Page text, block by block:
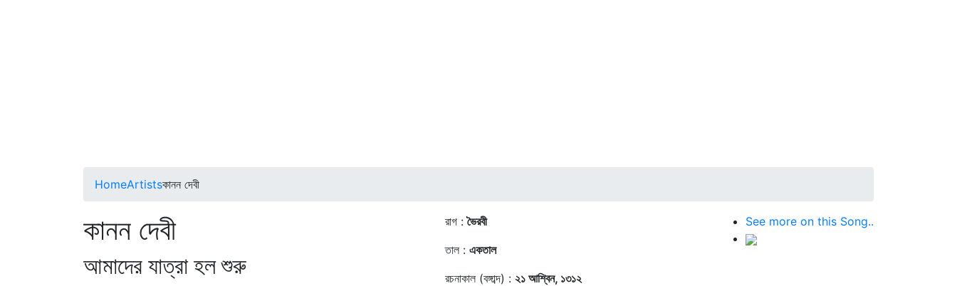
HomeArtistsকানন দেবী
কানন দেবী
আমাদের যাত্রা হল শুরু
রাগ :ভৈরবী
তাল : একতাল
রচনাকাল (বঙ্গাব্দ) : ২১ আশ্বিন, ১৩১২
See more on this Song..